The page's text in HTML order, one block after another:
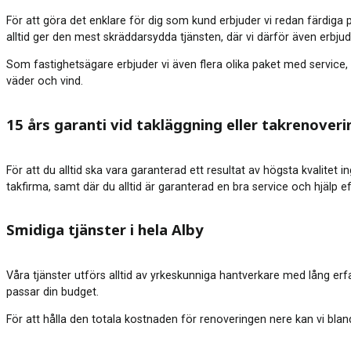
För att göra det enklare för dig som kund erbjuder vi redan
alltid ger den mest skräddarsydda tjänsten, där vi därför även
Som fastighetsägare erbjuder vi även flera olika paket med
väder och vind.
15 års garanti vid takläggning eller
För att du alltid ska vara garanterad ett resultat av högsta kvalitet
takfirma, samt där du alltid är garanterad en bra service och hjälp
Smidiga tjänster i hela Alby
Våra tjänster utförs alltid av yrkeskunniga hantverkare med lång
passar din budget.
För att hålla den totala kostnaden för renoveringen nere kan vi